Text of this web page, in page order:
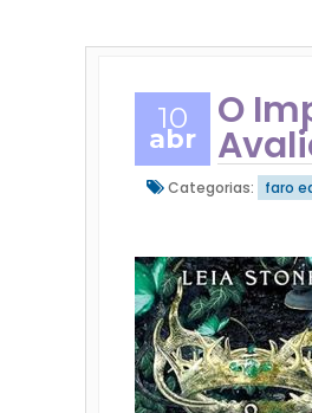
10
abr
O
Categorias: faro